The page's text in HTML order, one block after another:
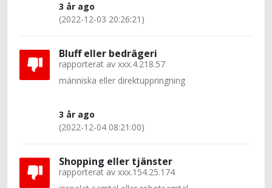
3 år ago
(2022-12-03 20:26:21)
Bluff eller bedrägeri
rapporterat av xxx.4.218.57
människa eller direktuppringning
3 år ago
(2022-12-04 08:21:00)
Shopping eller tjänster
rapporterat av xxx.154.25.174